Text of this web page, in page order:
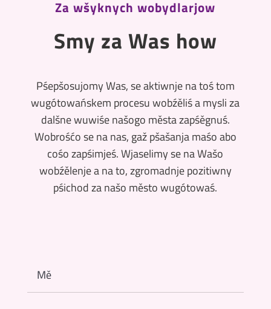
Za wšyknych wobydlarjow
Smy za Was how
Pśepšosujomy Was, se aktiwnje na toś tom
wugótowańskem procesu wobźěliś a mysli za
dalšne wuwiśe našogo města zapśěgnuś.
Wobrośćo se na nas, gaž pšašanja maśo abo
cośo zapśimjeś. Wjaselimy se na Wašo
wobźělenje a na to, zgromadnje pozitiwny
pśichod za našo město wugótowaś.